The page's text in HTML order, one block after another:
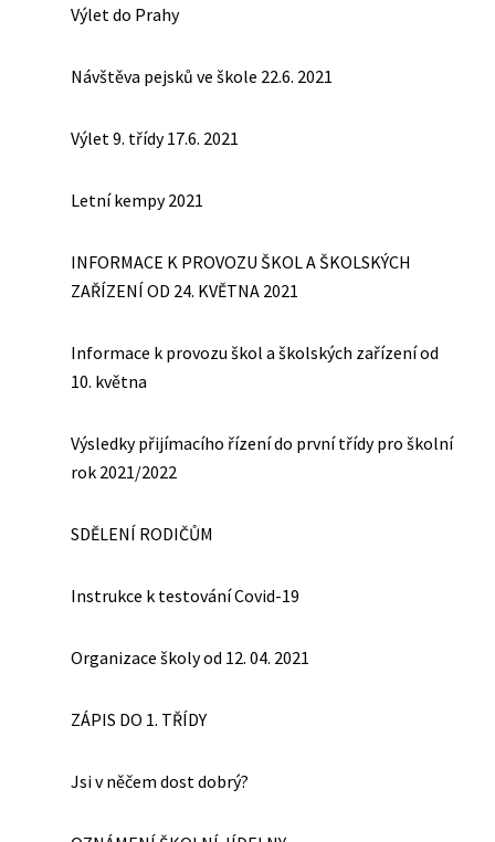
Výlet do Prahy
Návštěva pejsků ve škole 22.6. 2021
Výlet 9. třídy 17.6. 2021
Letní kempy 2021
INFORMACE K PROVOZU ŠKOL A ŠKOLSKÝCH
ZAŘÍZENÍ OD 24. KVĚTNA 2021
Informace k provozu škol a školských zařízení od
10. května
Výsledky přijímacího řízení do první třídy pro školní
rok 2021/2022
SDĚLENÍ RODIČŮM
Instrukce k testování Covid-19
Organizace školy od 12. 04. 2021
ZÁPIS DO 1. TŘÍDY
Jsi v něčem dost dobrý?